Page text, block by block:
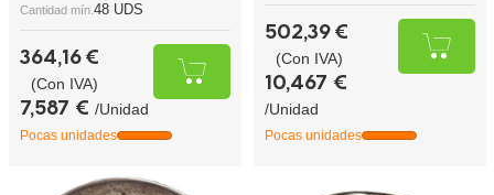
Cantidad mín. 48 UDS
364,16 €
(Con IVA)
7,587 € /Unidad
Pocas unidades
502,39 €
(Con IVA)
10,467 €
/Unidad
Pocas unidades